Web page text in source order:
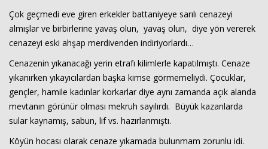
Çok geçmedi eve giren erkekler battaniyeye sarılı cenazeyi
almışlar ve birbirlerine yavaş olun, yavaş olun, diye yön vererek
cenazeyi eski ahşap merdivenden indiriyorlardı…
Cenazenin yıkanacağı yerin etrafı kilimlerle kapatılmıştı. Cenaze
yıkanırken yıkayıcılardan başka kimse görmemeliydi. Çocuklar,
gençler, hamile kadınlar korkarlar diye aynı zamanda açık alanda
mevtanın görünür olması mekruh sayılırdı. Büyük kazanlarda
sular kaynamış, sabun, lif vs. hazırlanmıştı.
Köyün hocası olarak cenaze yıkamada bulunmam zorunlu idi.
Haberin Doğru Adresi.